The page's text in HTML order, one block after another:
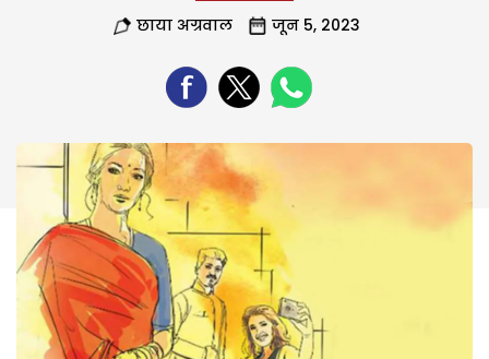
छाया अग्रवाल जून 5, 2023